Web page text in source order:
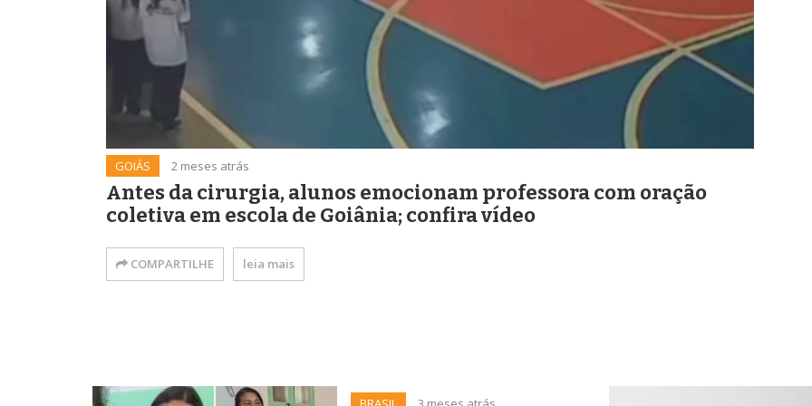
GOIÁS 2 meses atrás
Antes da cirurgia, alunos emocionam professora com oração
coletiva em escola de Goiânia; confira vídeo
COMPARTILHE leia mais